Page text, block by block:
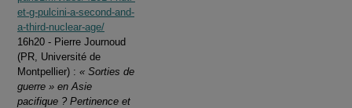
et-g-pulcini-a-second-and-
a-third-nuclear-age/
16h20 - Pierre Journoud
(PR, Université de
Montpellier) : « Sorties de
guerre » en Asie
pacifique ? Pertinence et